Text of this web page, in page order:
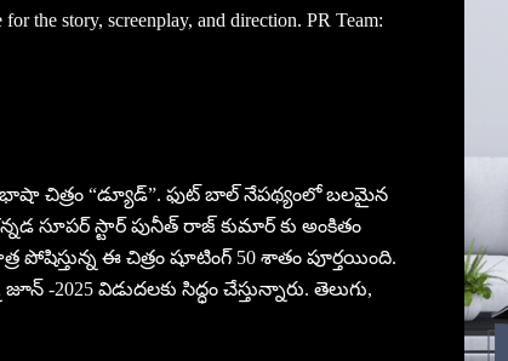
the story, screenplay, and direction. PR Team:
చిత్రం “డ్యూడ్”. ఫుట్ బాల్ నేపథ్యంలో బలమైన
సూపర్ స్టార్ పునీత్ రాజ్ కుమార్ కు అంకితం
ఈ చిత్రం షూటింగ్ 50 శాతం పూర్తయింది.
-2025 విడుదలకు సిద్ధం చేస్తున్నారు. తెలుగు,